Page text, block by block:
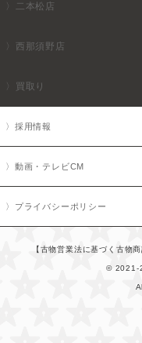
二本松店
西那須野店
買取り
採用情報
動画・テレビCM
プライバシーポリシー
【古物営業法に基づく古物
© 2021-